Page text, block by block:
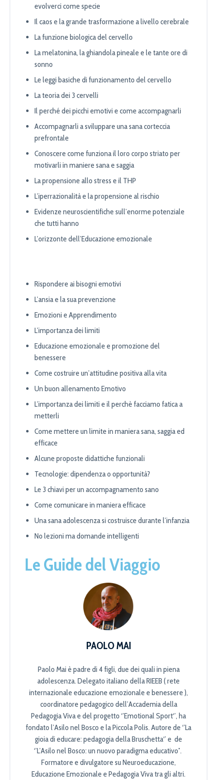
evolverci come specie
Il caos e la grande trasformazione a livello cerebrale
La funzione biologica del cervello
La melatonina, la ghiandola pineale e le tante ore di
sonno
Le leggi basiche di funzionamento del cervello
La teoria dei 3 cervelli
Il perché dei picchi emotivi e come accompagnarli
Accompagnarli a sviluppare una sana corteccia
prefrontale
Conoscere come funziona il loro corpo striato per
motivarli in maniere sana e saggia
La propensione allo stress e il THP
L’iperrazionalità e la propensione al rischio
Evidenze neuroscientifiche sull’enorme potenziale
che tutti hanno
L’orizzonte dell’Educazione emozionale
Rispondere ai bisogni emotivi
L’ansia e la sua prevenzione
Emozioni e Apprendimento
L’importanza dei limiti
Educazione emozionale e promozione del
benessere
Come costruire un’attitudine positiva alla vita
Un buon allenamento Emotivo
L’importanza dei limiti e il perchè facciamo fatica a
metterli
Come mettere un limite in maniera sana, saggia ed
efficace
Alcune proposte didattiche funzionali
Tecnologie: dipendenza o opportunità?
Le 3 chiavi per un accompagnamento sano
Come comunicare in maniera efficace
Una sana adolescenza si costruisce durante l’infanzia
No lezioni ma domande intelligenti
Le Guide del Viaggio
PAOLO MAI
Paolo Mai è padre di 4 figli, due dei quali in piena
adolescenza. Delegato italiano della RIEEB ( rete
internazionale educazione emozionale e benessere ),
coordinatore pedagogico dell’Accademia della
Pedagogia Viva e del progetto ‘’Emotional Sport‘’, ha
fondato l’Asilo nel Bosco e la Piccola Polis. Autore de ‘’La
gioia di educare: pedagogia della Bruschetta‘’ e de
‘’L’Asilo nel Bosco: un nuovo paradigma educativo’’.
Formatore e divulgatore su Neuroeducazione,
Educazione Emozionale e Pedagogia Viva tra gli altri.